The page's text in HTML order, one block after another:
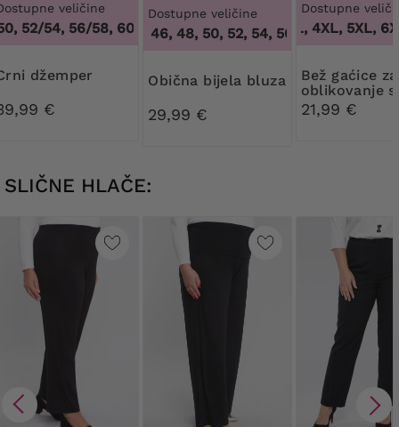
veličine
52/54, 56/58, 60/62 ,48/50, 52/54, 56/58, 60/62
Crni džemper
€
Dostupne veličine
44, 46, 48, 50, 52, 54, 56, 58, 60, 62, 64,
Obična bijela bluza
29,99 €
Dostupne
3XL, 4XL, 5XL,
Bež gaćice za
oblikovanje s
cvjetnom
21,99 €
SLIČNE HLAČE: